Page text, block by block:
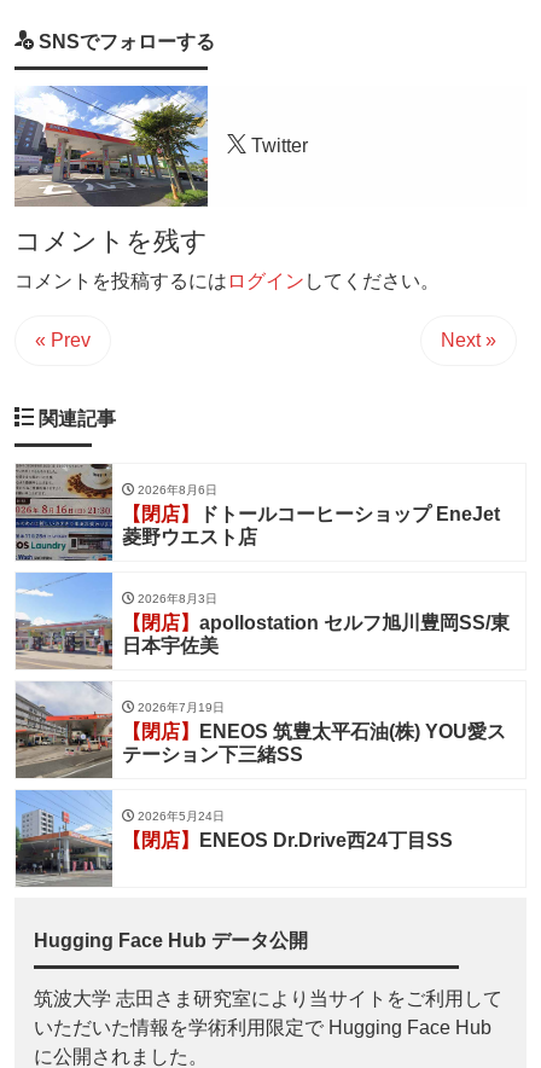
SNSでフォローする
Twitter
コメントを残す
コメントを投稿するには ログイン してください。
« Prev Next »
関連記事
2026年8月6日
【閉店】
ドトールコーヒーショップ EneJet
菱野ウエスト店
2026年8月3日
【閉店】 apollostation セルフ旭川豊岡SS/東
日本宇佐美
2026年7月19日
【閉店】
ENEOS 筑豊太平石油(株) YOU愛ス
テーション下三緒SS
2026年5月24日
【閉店】 ENEOS Dr.Drive西24丁目SS
Hugging Face Hub データ公開
筑波大学 志田さま研究室により当サイトをご利用して
いただいた情報を学術利用限定で Hugging Face Hub
に公開されました。